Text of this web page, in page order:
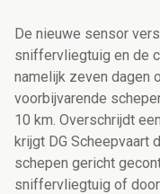
De nieuwe sensor
sniffervliegtuig en de
namelijk zeven dagen
voorbijvarende
10 km. Overschrijdt
krijgt DG Scheepvaart
schepen gericht
sniffervliegtuig of door